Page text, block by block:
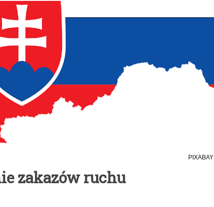
PIXABAY
zakazów ruchu